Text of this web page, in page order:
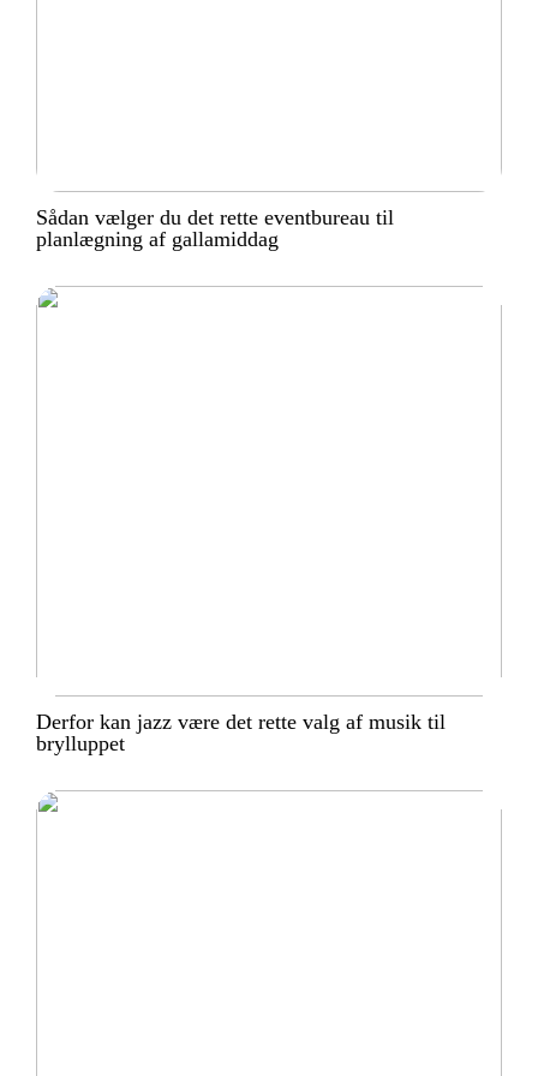
Sådan vælger du det rette eventbureau til
planlægning af gallamiddag
Derfor kan jazz være det rette valg af musik til
brylluppet